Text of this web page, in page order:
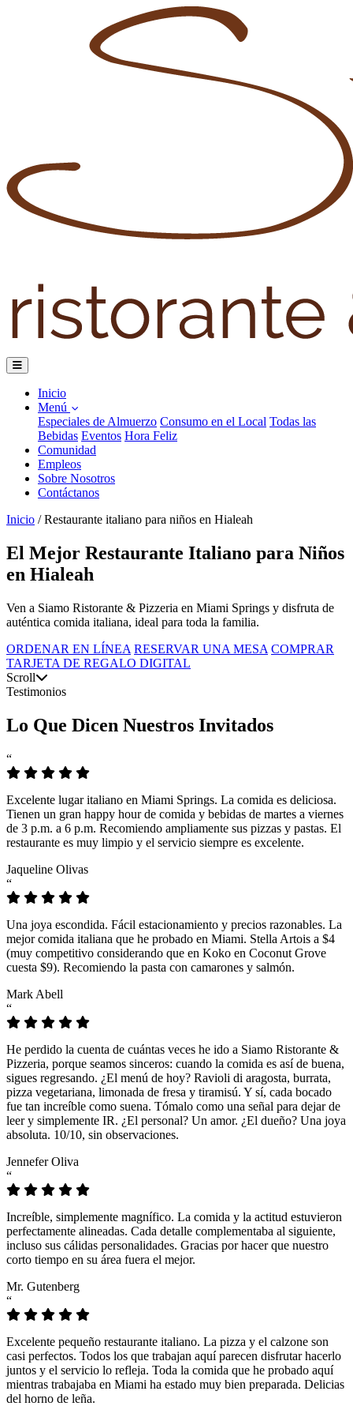
Inicio
Menú
Especiales de Almuerzo Consumo en el Local Todas las
Bebidas Eventos Hora Feliz
Comunidad
Empleos
Sobre Nosotros
Contáctanos
Inicio / Restaurante italiano para niños en Hialeah
El Mejor Restaurante Italiano para Niños
en Hialeah
Ven a Siamo Ristorante & Pizzeria en Miami Springs y disfruta de
auténtica comida italiana, ideal para toda la familia.
ORDENAR EN LÍNEA RESERVAR UNA MESA COMPRAR
TARJETA DE REGALO DIGITAL
Scroll
Testimonios
Lo Que Dicen Nuestros Invitados
“
Excelente lugar italiano en Miami Springs. La comida es deliciosa.
Tienen un gran happy hour de comida y bebidas de martes a viernes
de 3 p.m. a 6 p.m. Recomiendo ampliamente sus pizzas y pastas. El
restaurante es muy limpio y el servicio siempre es excelente.
Jaqueline Olivas
“
Una joya escondida. Fácil estacionamiento y precios razonables. La
mejor comida italiana que he probado en Miami. Stella Artois a $4
(muy competitivo considerando que en Koko en Coconut Grove
cuesta $9). Recomiendo la pasta con camarones y salmón.
Mark Abell
“
He perdido la cuenta de cuántas veces he ido a Siamo Ristorante &
Pizzeria, porque seamos sinceros: cuando la comida es así de buena,
sigues regresando. ¿El menú de hoy? Ravioli di aragosta, burrata,
pizza vegetariana, limonada de fresa y tiramisú. Y sí, cada bocado
fue tan increíble como suena. Tómalo como una señal para dejar de
leer y simplemente IR. ¿El personal? Un amor. ¿El dueño? Una joya
absoluta. 10/10, sin observaciones.
Jennefer Oliva
“
Increíble, simplemente magnífico. La comida y la actitud estuvieron
perfectamente alineadas. Cada detalle complementaba al siguiente,
incluso sus cálidas personalidades. Gracias por hacer que nuestro
corto tiempo en su área fuera el mejor.
Mr. Gutenberg
“
Excelente pequeño restaurante italiano. La pizza y el calzone son
casi perfectos. Todos los que trabajan aquí parecen disfrutar hacerlo
juntos y el servicio lo refleja. Toda la comida que he probado aquí
mientras trabajaba en Miami ha estado muy bien preparada. Delicias
del horno de leña.